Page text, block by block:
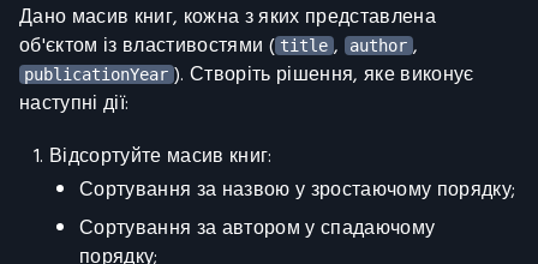
Дано масив книг, кожна з яких представлена
об'єктом із властивостями ( title , author ,
publicationYear ). Створіть рішення, яке виконує
наступні дії:
Відсортуйте масив книг:
Сортування за назвою у зростаючому порядку;
Сортування за автором у спадаючому
порядку;